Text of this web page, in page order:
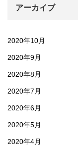
アーカイブ
2020年10月
2020年9月
2020年8月
2020年7月
2020年6月
2020年5月
2020年4月